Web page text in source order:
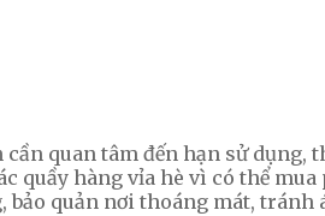
quan tâm đến hạn sử
quầy hàng vỉa hè vì có thể
quản nơi thoáng mát, tránh